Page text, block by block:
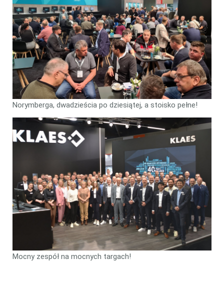
Norymberga, dwadzieścia po dziesiątej, a stoisko pełne!
Mocny zespół na mocnych targach!